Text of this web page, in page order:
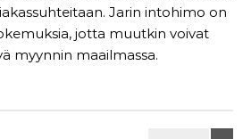
Jarin intohimo on
jotta muutkin voivat
myynnin maailmassa.